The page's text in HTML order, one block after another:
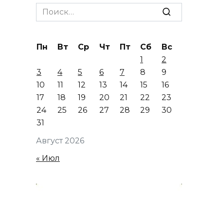
Search
for:
Август 2026
Пн Вт Ср Чт Пт Сб
Вс
1
2
3
4 5 6 7 8
9
10
11 12 13 14 15
16
17
18 19 20 21 22
23
24
25 26 27 28 29
30
31
« Июл